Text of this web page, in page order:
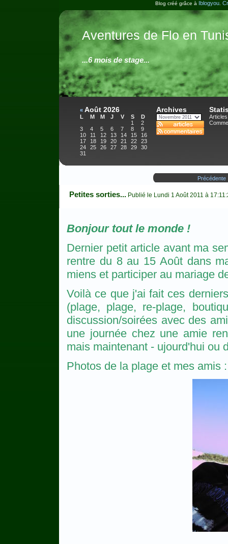
Blog créé grâce à Iblogyou
Aventures de Flo en
...6 mois de stage...
« Août 2026
L M M J V S
D
1
2
3
4 5 6 7 8
9
10
11 12 13 14 15
16
17
18 19 20 21 22
23
24
25 26 27 28 29
30
31
Archives
Précédente
Petites sorties... Publié le Lundi 1 Août 2011 à
Bonjour tout le monde !
Dernier petit article avant ma
rentre du 8 au 15 Août dans
miens et participer au mariage
Voilà ce que j'ai fait ces
(plage, plage, re-plage,
discussion/soirées avec des
une journée chez une amie
mais maintenant - ujourd'hui ou
Photos de la plage et mes amis :